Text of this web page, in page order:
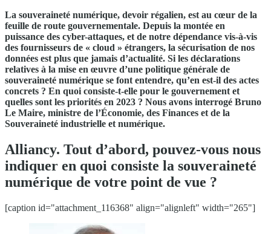
La souveraineté numérique, devoir régalien, est au cœur de la
feuille de route gouvernementale. Depuis la montée en
puissance des cyber-attaques, et de notre dépendance vis-à-vis
des fournisseurs de « cloud » étrangers, la sécurisation de nos
données est plus que jamais d’actualité. Si les déclarations
relatives à la mise en œuvre d’une politique générale de
souveraineté numérique se font entendre, qu’en est-il des actes
concrets ? En quoi consiste-t-elle pour le gouvernement et
quelles sont les priorités en 2023 ? Nous avons interrogé Bruno
Le Maire, ministre de l’Économie, des Finances et de la
Souveraineté industrielle et numérique.
Alliancy. Tout d’abord, pouvez-vous nous
indiquer en quoi consiste la souveraineté
numérique de votre point de vue ?
[caption id="attachment_116368" align="alignleft" width="265"]